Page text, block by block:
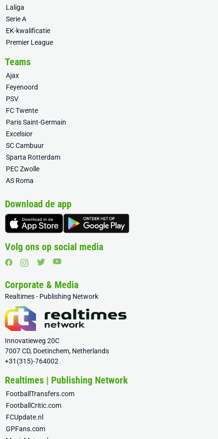
Laliga
Serie A
EK-kwalificatie
Premier League
Teams
Ajax
Feyenoord
PSV
FC Twente
Paris Saint-Germain
Excelsior
SC Cambuur
Sparta Rotterdam
PEC Zwolle
AS Roma
Download de app
Volg ons op social media
Corporate & Media
Realtimes - Publishing Network
Innovatieweg 20C
7007 CD, Doetinchem, Netherlands
+31(315)-764002
Realtimes | Publishing Network
FootballTransfers.com
FootballCritic.com
FCUpdate.nl
GPFans.com